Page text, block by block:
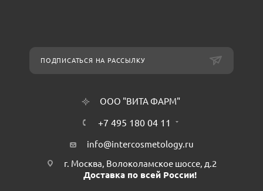
ПОДПИСАТЬСЯ НА РАССЫЛКУ
ООО "ВИТА ФАРМ"
+7 495 180 04 11
info@intercosmetology.ru
г. Москва, Волоколамское шоссе, д.2
Доставка по всей России!